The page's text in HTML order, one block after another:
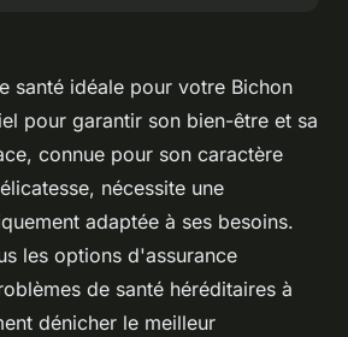
santé idéale pour votre Bichon
pour garantir son bien-être et sa
connue pour son caractère
nécessite une
adaptée à ses besoins.
les options d'assurance
de santé héréditaires à
dénicher le meilleur